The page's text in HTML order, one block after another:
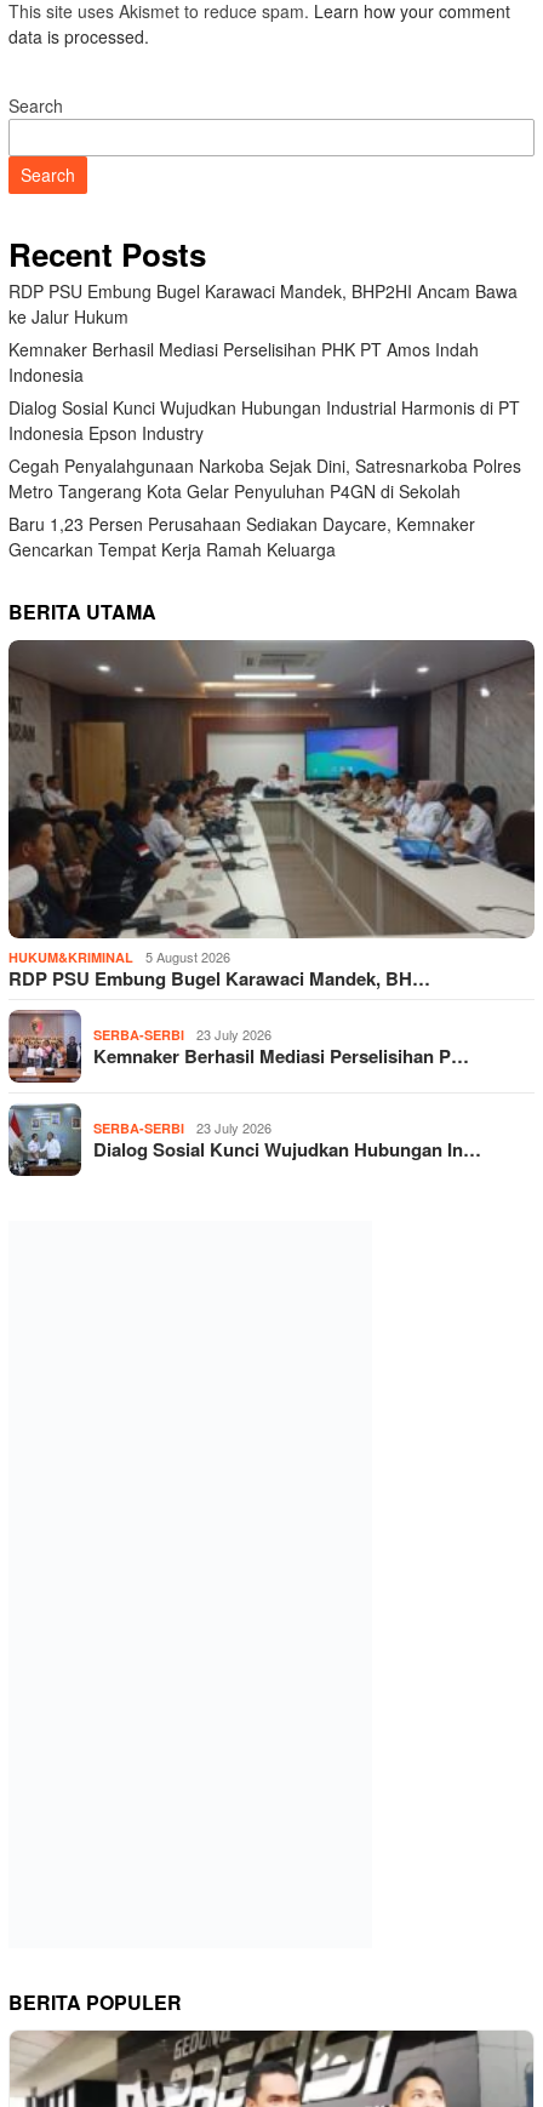
This site uses Akismet to reduce spam. Learn how your comment
data is processed.
Search
Search
Recent Posts
RDP PSU Embung Bugel Karawaci Mandek, BHP2HI Ancam Bawa
ke Jalur Hukum
Kemnaker Berhasil Mediasi Perselisihan PHK PT Amos Indah
Indonesia
Dialog Sosial Kunci Wujudkan Hubungan Industrial Harmonis di PT
Indonesia Epson Industry
Cegah Penyalahgunaan Narkoba Sejak Dini, Satresnarkoba Polres
Metro Tangerang Kota Gelar Penyuluhan P4GN di Sekolah
Baru 1,23 Persen Perusahaan Sediakan Daycare, Kemnaker
Gencarkan Tempat Kerja Ramah Keluarga
BERITA UTAMA
HUKUM&KRIMINAL 5 August 2026
RDP PSU Embung Bugel Karawaci Mandek, BH…
SERBA-SERBI 23 July 2026
Kemnaker Berhasil Mediasi Perselisihan P…
SERBA-SERBI 23 July 2026
Dialog Sosial Kunci Wujudkan Hubungan In…
BERITA POPULER